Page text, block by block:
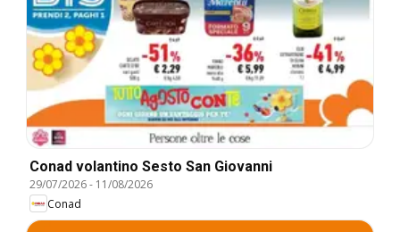
Conad volantino Sesto San Giovanni
29/07/2026- 11/08/2026
Conad